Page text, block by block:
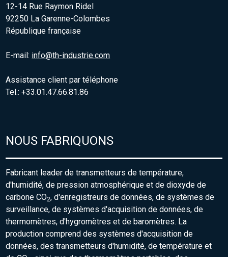
12-14 Rue Raymon Ridel
92250 La Garenne-Colombes
République française
E-mail: info@th-industrie.com
Assistance client par téléphone
Tel.: +33.01.47.66.81.86
NOUS FABRIQUONS
Fabricant leader de transmetteurs de température,
d'humidité, de pression atmosphérique et de dioxyde de
carbone CO2, d'enregistreurs de données, de systèmes de
surveillance, de systèmes d'acquisition de données, de
thermomètres, d'hygromètres et de baromètres. La
production comprend des systèmes d'acquisition de
données, des transmetteurs d'humidité, de température et